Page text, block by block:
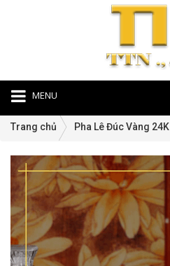
MENU
Trang chủ Pha Lê Đúc Vàng 24K